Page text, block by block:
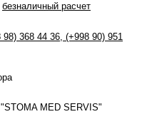
безналичный расчет
98) 368 44 36 (+998 90) 951
MED SERVIS"